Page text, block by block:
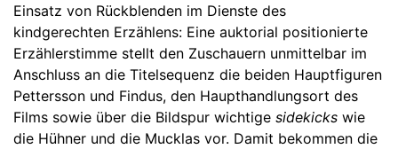
Einsatz von Rückblenden im Dienste des
kindgerechten Erzählens: Eine auktorial positionierte
Erzählerstimme stellt den Zuschauern unmittelbar im
Anschluss an die Titelsequenz die beiden Hauptfiguren
Pettersson und Findus, den Haupthandlungsort des
Films sowie über die Bildspur wichtige sidekicks wie
die Hühner und die Mucklas vor. Damit bekommen die